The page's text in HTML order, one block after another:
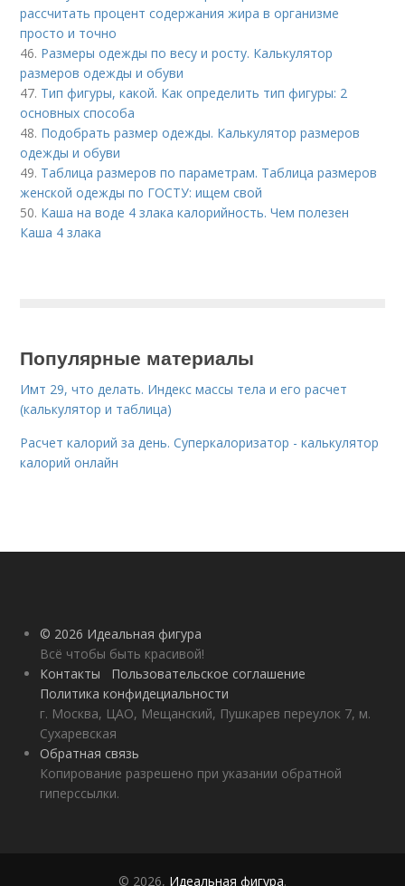
рассчитать процент содержания жира в организме
просто и точно
46. Размеры одежды по весу и росту. Калькулятор
размеров одежды и обуви
47. Тип фигуры, какой. Как определить тип фигуры: 2
основных способа
48. Подобрать размер одежды. Калькулятор размеров
одежды и обуви
49. Таблица размеров по параметрам. Таблица размеров
женской одежды по ГОСТУ: ищем свой
50. Каша на воде 4 злака калорийность. Чем полезен
Каша 4 злака
Популярные материалы
Имт 29, что делать. Индекс массы тела и его расчет
(калькулятор и таблица)
Расчет калорий за день. Суперкалоризатор - калькулятор
калорий онлайн
© 2026 Идеальная фигура
Всё чтобы быть красивой!
Контакты
Пользовательское соглашение
Политика конфидециальности
г. Москва, ЦАО, Мещанский, Пушкарев переулок 7, м.
Сухаревская
Обратная связь
Копирование разрешено при указании обратной
гиперссылки.
© 2026, Идеальная фигура.